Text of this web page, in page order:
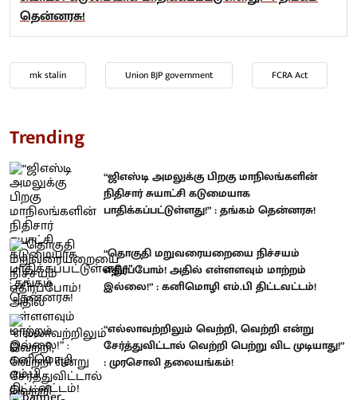
தென்னரசு!
mk stalin Union BJP government FCRA Act
Trending
“ஜிஎஸ்டி அமலுக்கு பிறகு மாநிலங்களின்
நிதிசார் சுயாட்சி கடுமையாக
பாதிக்கப்பட்டுள்ளது!” : தங்கம் தென்னரசு!
“தொகுதி மறுவரையறையை நிச்சயம்
எதிர்ப்போம்! அதில் எள்ளளவும் மாற்றம்
இல்லை!” : கனிமொழி எம்.பி திட்டவட்டம்!
“எல்லாவற்றிலும் வெற்றி, வெற்றி என்று
சேர்த்துவிட்டால் வெற்றி பெற்று விட முடியாது!”
: முரசொலி தலையங்கம்!